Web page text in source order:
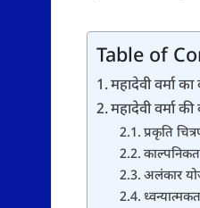
Table of
महादेवी वर्मा
महादेवी वर्मा
प्रकृति
अलंकार